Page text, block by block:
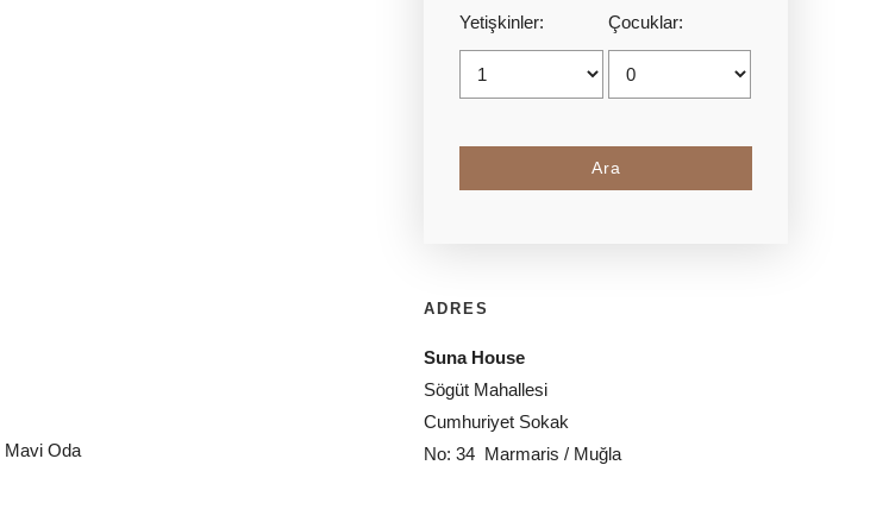
Mavi Oda
Yetişkinler: Çocuklar:
ADRES
Suna House
Sögüt Mahallesi
Cumhuriyet Sokak
No: 34 Marmaris / Muğla